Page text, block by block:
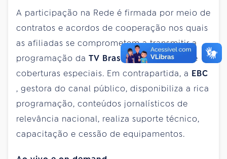
A participação na Rede é firmada por meio de
contratos e acordos de cooperação nos quais
as afiliadas se comprometem a transmitir a
programação da TV Brasile a participar de
coberturas especiais. Em contrapartida, a EBC
, gestora do canal público, disponibiliza a rica
programação, conteúdos jornalísticos de
relevância nacional, realiza suporte técnico,
capacitação e cessão de equipamentos.